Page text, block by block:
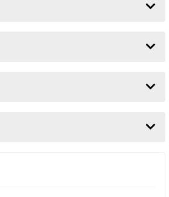
henüz soru sorulmamış.
öneri formunu kullanarak tarafımıza
veya görüntülenemiyor.